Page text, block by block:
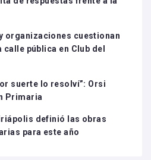
organizaciones cuestionan
calle pública en Club del
suerte lo resolví”: Orsi
Primaria
definió las obras
para este año